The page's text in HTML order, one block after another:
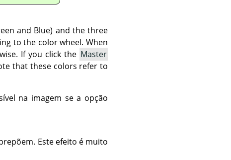
and Blue) and the three
to the color wheel. When
If you click the Master
that these colors refer to
na imagem se a opção
Este efeito é muito